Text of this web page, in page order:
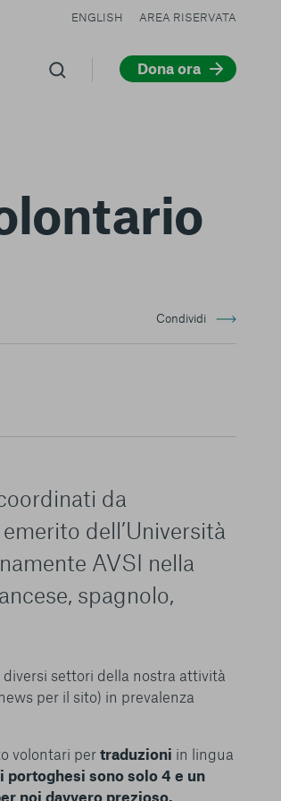
Dona ora
ENGLISH AREA RISERVATA
Condividi
da
dell’Università
AVSI nella
spagnolo,
settori della nostra attività
per il sito) in prevalenza
volontari pertraduzioni in lingua
sono solo 4 e un
noi davvero prezioso.